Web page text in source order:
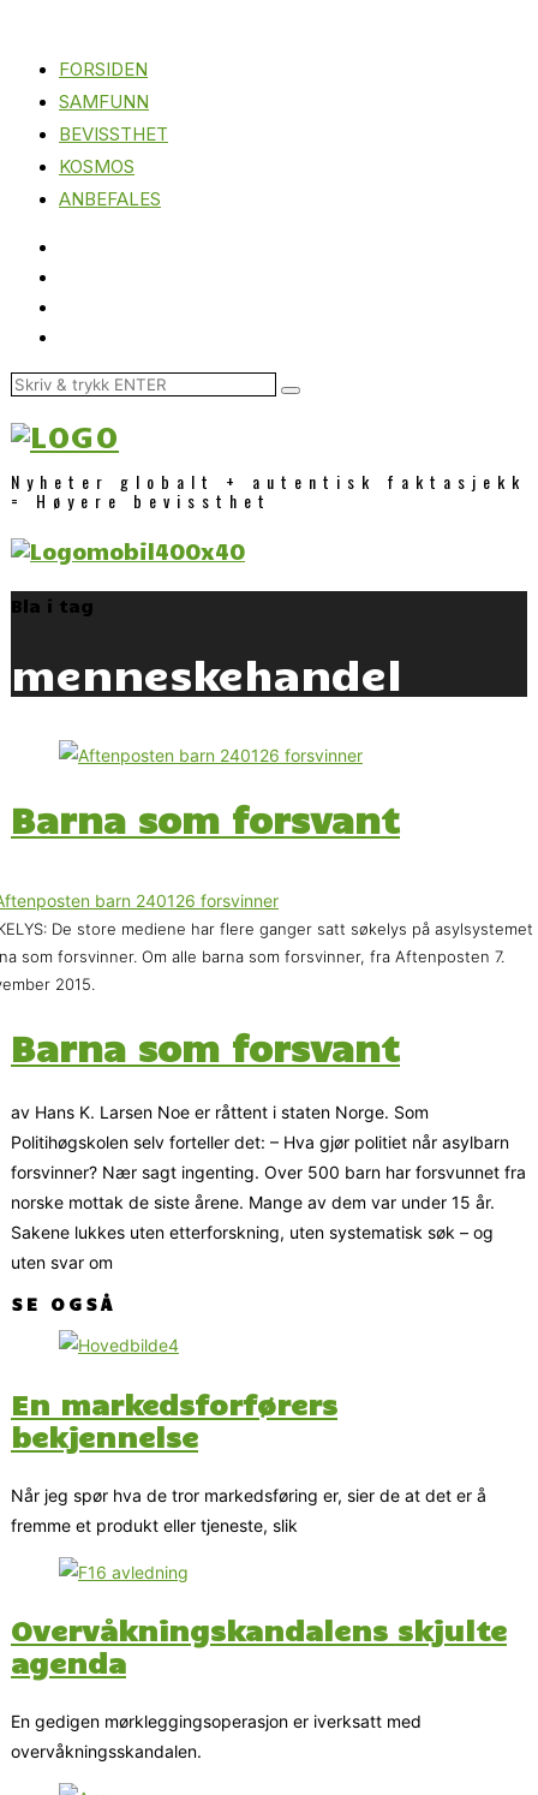
FORSIDEN
SAMFUNN
BEVISSTHET
KOSMOS
ANBEFALES
Nyheter globalt + autentisk faktasjekk
= Høyere bevissthet
Bla i tag
menneskehandel
Barna som forsvant
De store mediene har flere ganger satt søkelys på asylsystemet
som forsvinner. Om alle barna som forsvinner, fra Aftenposten 7.
2015.
Barna som forsvant
av Hans K. Larsen Noe er råttent i staten Norge. Som
Politihøgskolen selv forteller det: – Hva gjør politiet når asylbarn
forsvinner? Nær sagt ingenting. Over 500 barn har forsvunnet fra
norske mottak de siste årene. Mange av dem var under 15 år.
Sakene lukkes uten etterforskning, uten systematisk søk – og
uten svar om
SE OGSÅ
En markedsforførers
bekjennelse
Når jeg spør hva de tror markedsføring er, sier de at det er å
fremme et produkt eller tjeneste, slik
Overvåkningskandalens skjulte
agenda
En gedigen mørkleggingsoperasjon er iverksatt med
overvåkningsskandalen.